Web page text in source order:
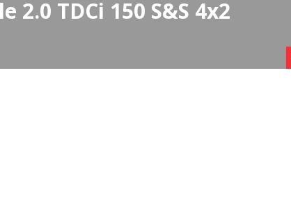
2.0 TDCi 150 S&S 4x2